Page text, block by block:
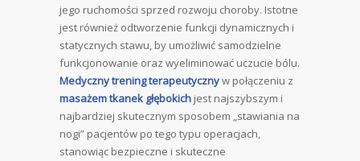
jego ruchomości sprzed rozwoju choroby. Istotne
jest również odtworzenie funkcji dynamicznych i
statycznych stawu, by umożliwić samodzielne
funkcjonowanie oraz wyeliminować uczucie bólu.
Medyczny trening terapeutycznyw połączeniu z
masażem tkanek głębokich jest najszybszym i
najbardziej skutecznym sposobem „stawiania na
nogi” pacjentów po tego typu operacjach,
stanowiąc bezpieczne i skuteczne